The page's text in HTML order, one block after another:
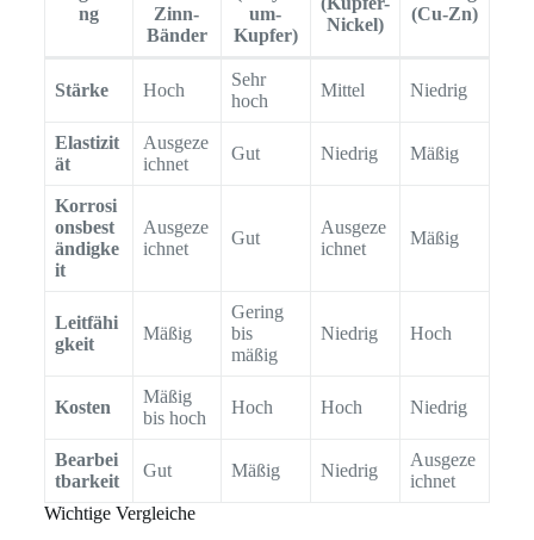
ng
Zinn-
Bänder
um-
Kupfer)
Nickel)
(Cu-Zn)
Stärke Hoch
Sehr
hoch
Mittel Niedrig
Elastizit
ät
Ausgeze
ichnet
Gut Niedrig Mäßig
Korrosi
onsbest
ändigke
it
Ausgeze
ichnet
Gut
Ausgeze
ichnet
Mäßig
Leitfähi
gkeit
Mäßig
Gering
bis
mäßig
Niedrig Hoch
Kosten
Mäßig
bis hoch
Hoch Hoch Niedrig
Bearbei
tbarkeit
Gut Mäßig Niedrig
Ausgeze
ichnet
Wichtige Vergleiche